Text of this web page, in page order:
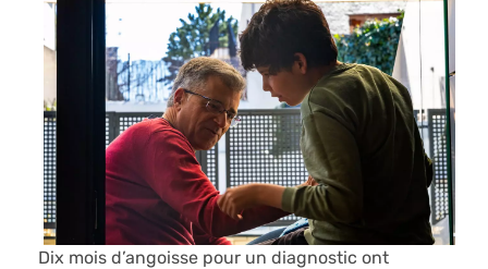
Dix mois d’angoisse pour un diagnostic ont